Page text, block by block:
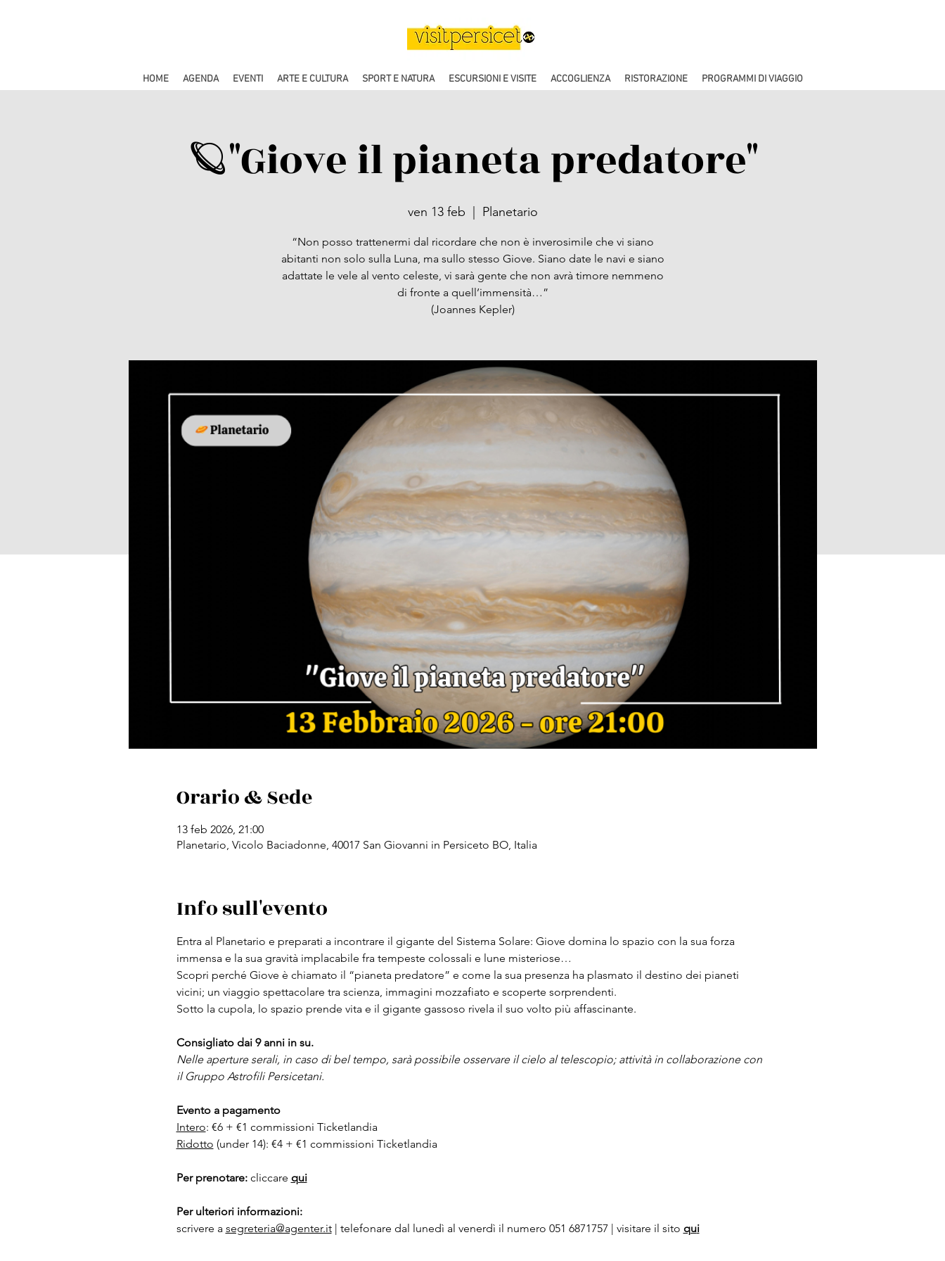
HOME AGENDA EVENTI ARTE E CULTURA SPORT E NATURA ESCURSIONI E VISITE ACCOGLIENZA RISTORAZIONE PROGRAMMI DI VIAGGIO
🪐"Giove il pianeta predatore"
ven 13 feb Planetario
“Non posso trattenermi dal ricordare che non è inverosimile che vi siano
abitanti non solo sulla Luna, ma sullo stesso Giove. Siano date le navi e siano
adattate le vele al vento celeste, vi sarà gente che non avrà timore nemmeno
di fronte a quell’immensità…”
(Joannes Kepler)
Orario & Sede
13 feb 2026, 21:00
Planetario, Vicolo Baciadonne, 40017 San Giovanni in Persiceto BO, Italia
Info sull'evento
Entra al Planetario e preparati a incontrare il gigante del Sistema Solare: Giove domina lo spazio con la sua forza
immensa e la sua gravità implacabile fra tempeste colossali e lune misteriose…
Scopri perché Giove è chiamato il “pianeta predatore” e come la sua presenza ha plasmato il destino dei pianeti
vicini; un viaggio spettacolare tra scienza, immagini mozzafiato e scoperte sorprendenti.
Sotto la cupola, lo spazio prende vita e il gigante gassoso rivela il suo volto più affascinante.
Consigliato dai 9 anni in su.
Nelle aperture serali, in caso di bel tempo, sarà possibile osservare il cielo al telescopio; attività in collaborazione con
il Gruppo Astrofili Persicetani.
Evento a pagamento
Intero: €6 + €1 commissioni Ticketlandia
Ridotto (under 14): €4 + €1 commissioni Ticketlandia
Per prenotare: cliccare qui
Per ulteriori informazioni:
scrivere a segreteria@agenter.it | telefonare dal lunedì al venerdì il numero 051 6871757 | visitare il sito qui